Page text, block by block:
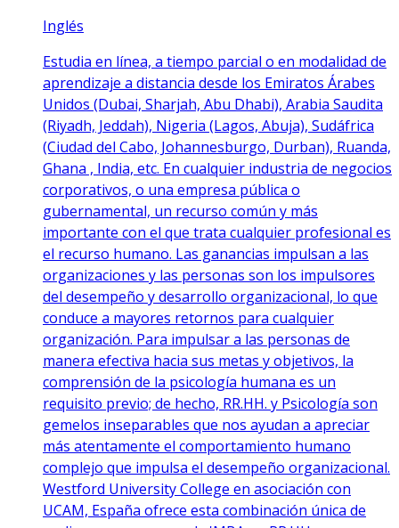
Inglés
Estudia en línea, a tiempo parcial o en modalidad de
aprendizaje a distancia desde los Emiratos Árabes
Unidos (Dubai, Sharjah, Abu Dhabi), Arabia Saudita
(Riyadh, Jeddah), Nigeria (Lagos, Abuja), Sudáfrica
(Ciudad del Cabo, Johannesburgo, Durban), Ruanda,
Ghana , India, etc. En cualquier industria de negocios
corporativos, o una empresa pública o
gubernamental, un recurso común y más
importante con el que trata cualquier profesional es
el recurso humano. Las ganancias impulsan a las
organizaciones y las personas son los impulsores
del desempeño y desarrollo organizacional, lo que
conduce a mayores retornos para cualquier
organización. Para impulsar a las personas de
manera efectiva hacia sus metas y objetivos, la
comprensión de la psicología humana es un
requisito previo; de hecho, RR.HH. y Psicología son
gemelos inseparables que nos ayudan a apreciar
más atentamente el comportamiento humano
complejo que impulsa el desempeño organizacional.
Westford University College en asociación con
UCAM, España ofrece esta combinación única de